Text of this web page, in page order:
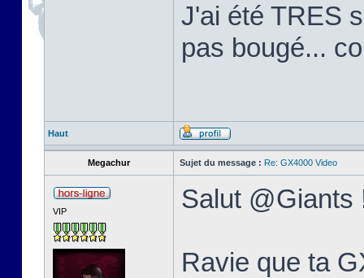
J'ai été TRES
pas bougé...
Haut
Megachur Sujet du message : Re: GX4000 Video
VIP Salut @Giants
Ravie que ta